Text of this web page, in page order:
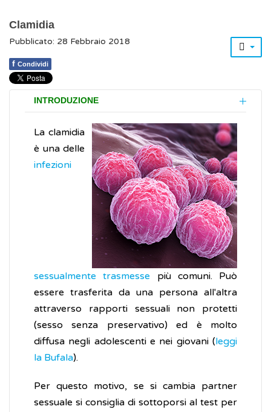
Clamidia
Pubblicato: 28 Febbraio 2018
f Condividi
INTRODUZIONE
La clamidia
è una delle
infezioni
sessualmente trasmesse più comuni. Può
essere trasferita da una persona all'altra
attraverso rapporti sessuali non protetti
(sesso senza preservativo) ed è molto
diffusa negli adolescenti e nei giovani (leggi
la Bufala).
Per questo motivo, se si cambia partner
sessuale si consiglia di sottoporsi al test per